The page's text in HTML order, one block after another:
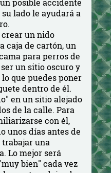
posible accidente
lado le ayudará a
crear un nido
caja de cartón, un
para perros de
un sitio oscuro y
que puedes poner
dentro de él.
en un sitio alejado
de la calle. Para
con él,
unos días antes de
trabajar una
Lo mejor será
bien" cada vez